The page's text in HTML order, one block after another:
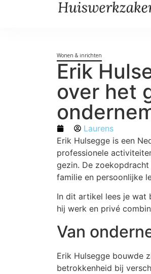
Wonen & inrichten
Erik
over het
Laurens
Erik Hulsegge is een
professionele
gezin. De zoekopdracht
familie en persoonlijke
In dit artikel lees je wat
hij werk en privé
Van
Erik Hulsegge bouwde
betrokkenheid bij